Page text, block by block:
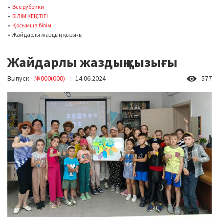
Все рубрики
БІЛІМ КЕҢІСТІГІ
Қосымша білім
Жайдарлы жаздың қызығы
Жайдарлы жаздың қызығы
Выпуск -№000(000) : 14.06.2024 577